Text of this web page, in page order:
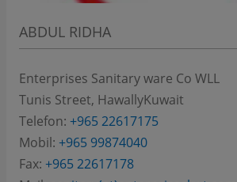
ABDUL RIDHA
Enterprises Sanitary ware Co WLL
Tunis Street, HawallyKuwait
Telefon: +965 22617175
Mobil: +965 99874040
Fax: +965 22617178